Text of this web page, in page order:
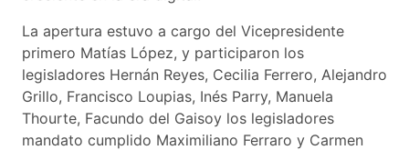
La apertura estuvo a cargo del Vicepresidente
primero Matías López, y participaron los
legisladores Hernán Reyes, Cecilia Ferrero, Alejandro
Grillo, Francisco Loupias, Inés Parry, Manuela
Thourte, Facundo del Gaisoy los legisladores
mandato cumplido Maximiliano Ferraro y Carmen